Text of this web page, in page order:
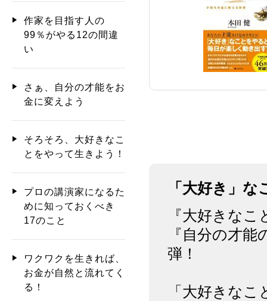
「大好き」
『大好きな
『自分の才
弾！
「大好きな
作家を目指す人の
99％がやる12の間違
い
さぁ、自分の才能をお
金に変えよう
そろそろ、大好きなこ
とをやって生きよう！
プロの講演家になるた
めに知っておくべき
17のこと
ワクワクを生きれば、
お金が自然と流れてく
る！